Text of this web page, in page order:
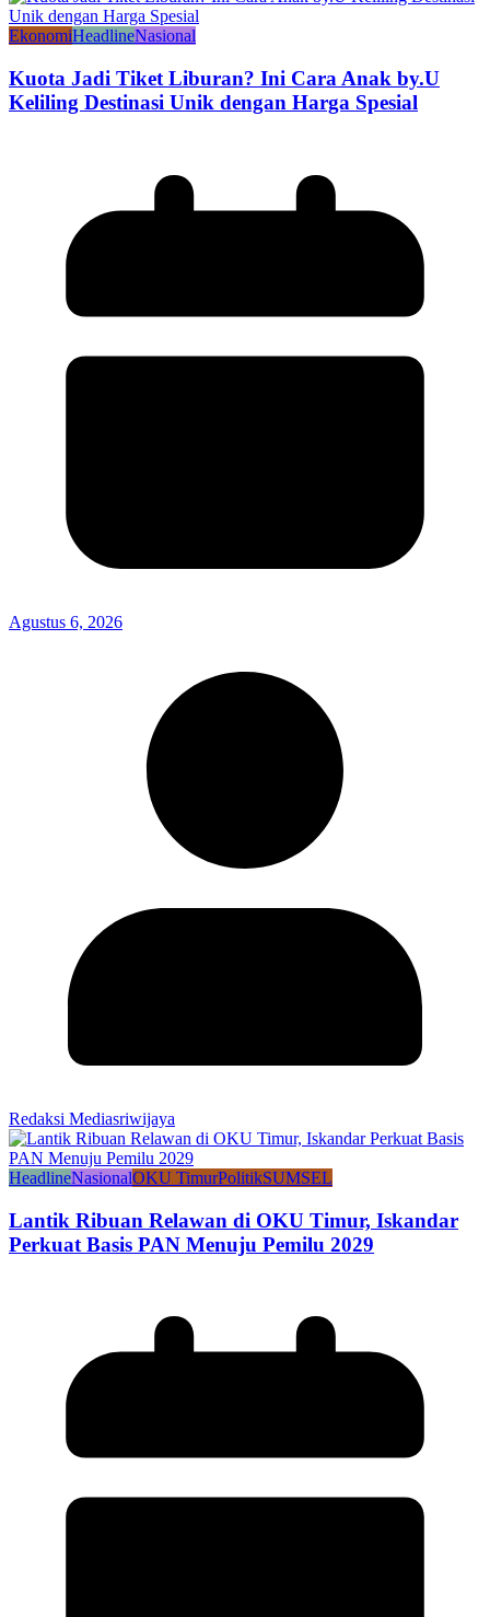
EkonomiHeadlineNasional
Kuota Jadi Tiket Liburan? Ini Cara Anak by.U
Keliling Destinasi Unik dengan Harga Spesial
Agustus 6, 2026
Redaksi Mediasriwijaya
HeadlineNasionalOKU TimurPolitikSUMSEL
Lantik Ribuan Relawan di OKU Timur, Iskandar
Perkuat Basis PAN Menuju Pemilu 2029